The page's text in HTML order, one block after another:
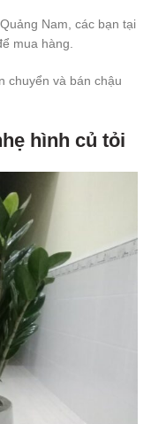
Nam, các bạn tại
mua hàng.
chuyển và bán chậu
hình củ tỏi